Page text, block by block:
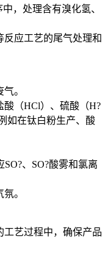
，处理含有溴化氢、
应工艺的尾气处理和
。
酸（HCl）、硫酸（H?
如在钛白粉生产、酸
、SO?酸雾和氯离
。
工艺过程中，确保产品